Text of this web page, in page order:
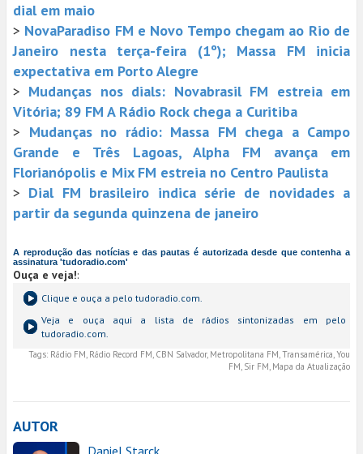
dial em maio
> NovaParadiso FM e Novo Tempo chegam ao Rio de
Janeiro nesta terça-feira (1º); Massa FM inicia
expectativa em Porto Alegre
> Mudanças nos dials: Novabrasil FM estreia em
Vitória; 89 FM A Rádio Rock chega a Curitiba
> Mudanças no rádio: Massa FM chega a Campo
Grande e Três Lagoas, Alpha FM avança em
Florianópolis e Mix FM estreia no Centro Paulista
> Dial FM brasileiro indica série de novidades a
partir da segunda quinzena de janeiro
A reprodução das notícias e das pautas é autorizada desde que contenha a
assinatura 'tudoradio.com'
Ouça e veja!:
Clique e ouça a pelo tudoradio.com.
Veja e ouça aqui a lista de rádios sintonizadas em pelo
tudoradio.com.
Tags: Rádio FM, Rádio Record FM, CBN Salvador, Metropolitana FM, Transamérica, You
FM, Sir FM, Mapa da Atualização
AUTOR
Daniel Starck